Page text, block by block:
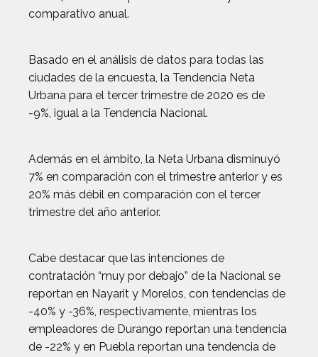
comparativo anual.
Basado en el análisis de datos para todas las
ciudades de la encuesta, la Tendencia Neta
Urbana para el tercer trimestre de 2020 es de
-9%, igual a la Tendencia Nacional.
Además en el ámbito, la Neta Urbana disminuyó
7% en comparación con el trimestre anterior y es
20% más débil en comparación con el tercer
trimestre del año anterior.
Cabe destacar que las intenciones de
contratación “muy por debajo” de la Nacional se
reportan en Nayarit y Morelos, con tendencias de
-40% y -36%, respectivamente, mientras los
empleadores de Durango reportan una tendencia
de -22% y en Puebla reportan una tendencia de